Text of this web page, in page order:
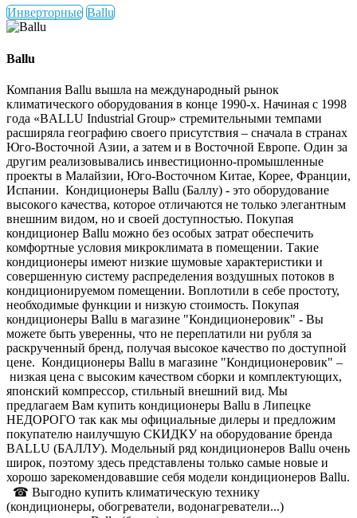
Инверторные Ballu
Ballu
Компания Ballu вышла на международный рынок
климатического оборудования в конце 1990-х. Начиная с 1998
года «BALLU Industrial Group» стремительными темпами
расширяла географию своего присутствия – сначала в странах
Юго-Восточной Азии, а затем и в Восточной Европе. Один за
другим реализовывались инвестиционно-промышленные
проекты в Малайзии, Юго-Восточном Китае, Корее, Франции,
Испании. Кондиционеры Ballu (Баллу) - это оборудование
высокого качества, которое отличаются не только элегантным
внешним видом, но и своей доступностью. Покупая
кондиционер Ballu можно без особых затрат обеспечить
комфортные условия микроклимата в помещении. Такие
кондиционеры имеют низкие шумовые характеристики и
совершенную систему распределения воздушных потоков в
кондиционируемом помещении. Воплотили в себе простоту,
необходимые функции и низкую стоимость. Покупая
кондиционеры Ballu в магазине "Кондиционеровик" - Вы
можете быть уверенны, что не переплатили ни рубля за
раскрученный бренд, получая высокое качество по доступной
цене. Кондиционеры Ballu в магазине "Кондиционеровик" –
низкая цена с высоким качеством сборки и комплектующих,
японский компрессор, стильный внешний вид. Мы
предлагаем Вам купить кондиционеры Ballu в Липецке
НЕДОРОГО так как мы официальные дилеры и предложим
покупателю наилучшую СКИДКУ на оборудование бренда
BALLU (БАЛЛУ). Модельный ряд кондиционеров Ballu очень
широк, поэтому здесь представлены только самые новые и
хорошо зарекомендовавшие себя модели кондиционеров Ballu.
☎ Выгодно купить климатическую технику
(кондиционеры, обогреватели, водонагреватели...)